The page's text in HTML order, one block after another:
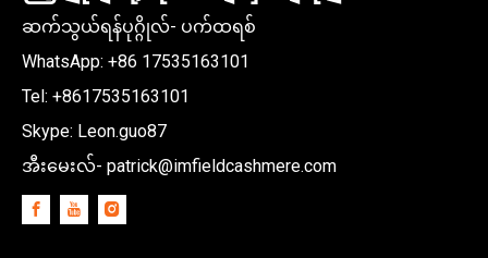
ဆက်သွယ်ရန်ပုဂ္ဂိုလ်- ပက်ထရစ်
WhatsApp: +86 17535163101
Tel: +8617535163101
Skype: Leon.guo87
အီးမေးလ်- patrick@imfieldcashmere.com